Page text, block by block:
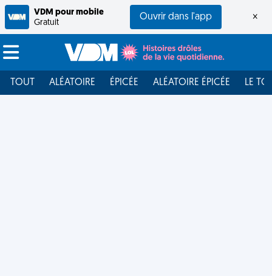
VDM pour mobile
Gratuit
Ouvrir dans l'app ×
TOUT ALÉATOIRE ÉPICÉE ALÉATOIRE ÉPICÉE LE